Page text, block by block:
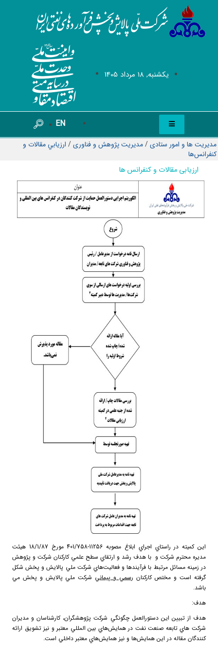
يکشنبه, 18 مرداد 1405
EN
مدیریت ها و امور ستادی/مدیریت پژوهش و فناوری/ ارزيابي مقالات و
كنفرانس‌ها
ارزیابی مقالات و کنفرانس ها
اين كميته در راستاي اجراي ابلاغ مصوبه 11256-401/758 مورخ 18/1/87 هيئت
مديره محترم شركت و با هدف رشد و ارتقاي سطح علمي كاركنان شركت و پژوهش
در زمينه مسائل مرتبط با فرآيندها و فعاليت‌هاي شركت ملي پالايش و پخش شكل
گرفته است و مختص كاركنان رسمي و پيماني شركت ملي پالايش و پخش مي
باشد.
هدف:
هدف از تبيين اين دستورالعمل چگونگي شركت پژوهشگران، كارشناسان و مديران
شركت هاي تابعه صنعت نفت در همايش‌هاي بين المللي معتبر و نيز تشويق ارائه
كنندگان مقاله در اين همايش‌ها و نيز همايش‌هاي معتبر داخلي است.